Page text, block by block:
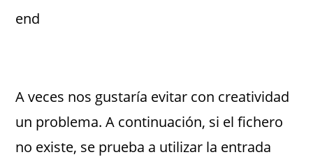
end
A veces nos gustaría evitar con creatividad
un problema. A continuación, si el fichero
no existe, se prueba a utilizar la entrada